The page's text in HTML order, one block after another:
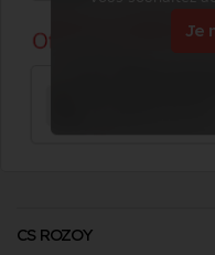
Je
CS ROZOY